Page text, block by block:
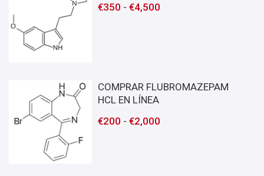
€350 -€4,500
COMPRAR FLUBROMAZEPAM
HCL EN LÍNEA
€200 -€2,000